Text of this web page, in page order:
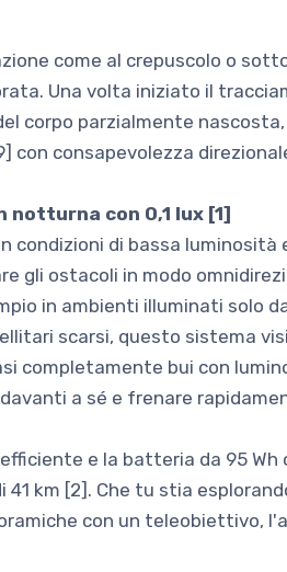
come al crepuscolo o
Una volta iniziato il
corpo parzialmente nascosta,
con consapevolezza
notturna con 0,1 lux [1]
di bassa luminosità
gli ostacoli in modo
in ambienti illuminati solo
scarsi, questo sistema
completamente bui con
a sé e frenare
e la batteria da 95 Wh
km [2]. Che tu stia
con un teleobiettivo,